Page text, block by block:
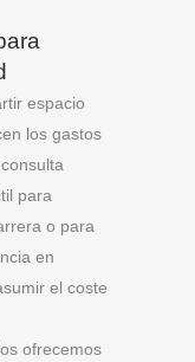
espacio
los gastos
para
o para
en
el coste
ofrecemos